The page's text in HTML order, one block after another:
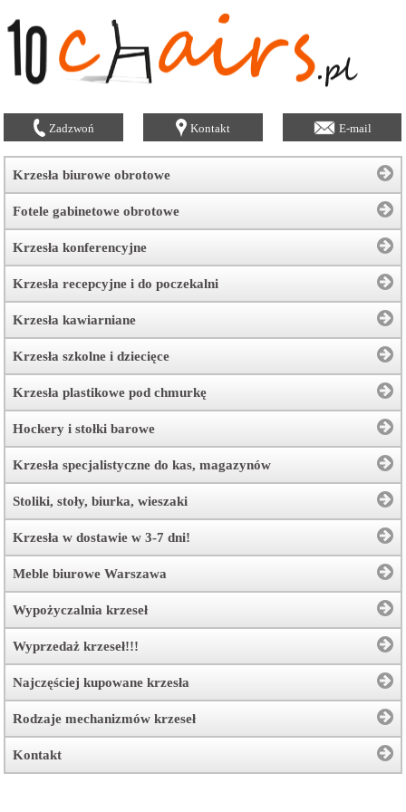
Zadzwoń Kontakt E-mail
Krzesła biurowe obrotowe
Fotele gabinetowe obrotowe
Krzesła konferencyjne
Krzesła recepcyjne i do poczekalni
Krzesła kawiarniane
Krzesła szkolne i dziecięce
Krzesła plastikowe pod chmurkę
Hockery i stołki barowe
Krzesła specjalistyczne do kas, magazynów
Stoliki, stoły, biurka, wieszaki
Krzesła w dostawie w 3-7 dni!
Meble biurowe Warszawa
Wypożyczalnia krzeseł
Wyprzedaż krzeseł!!!
Najczęściej kupowane krzesła
Rodzaje mechanizmów krzeseł
Kontakt